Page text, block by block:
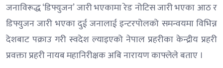
जनाविरूद्ध ‘डिफ्युजन’ जारी भएकामा रेड नोटिस जारी भएका आठ र
डिफ्युजन जारी भएका दुई जनालाई इन्टरपोलको समन्वयमा विभिन्न
देशबाट पक्राउ गरी स्वदेश ल्याइएको नेपाल प्रहरीका केन्द्रीय प्रहरी
प्रवक्ता प्रहरी नायब महानिरीक्षक अबि नारायण काफ्लेले बताए ।